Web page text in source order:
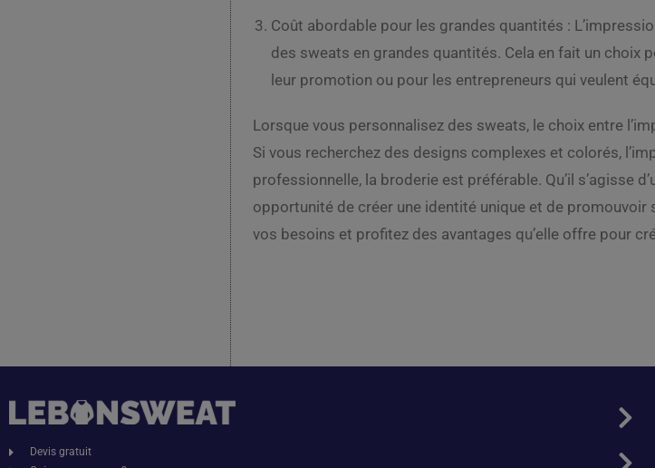
Coût abordable pour les grandes quantités :
des sweats en grandes quantités. Cela en fait un
leur promotion ou pour les entrepreneurs qui veulent
Lorsque vous personnalisez des sweats, le choix entre
Si vous recherchez des designs complexes et colorés,
professionnelle, la broderie est préférable. Qu’il s’agisse
opportunité de créer une identité unique et de
vos besoins et profitez des avantages qu’elle offre pour
Devis gratuit